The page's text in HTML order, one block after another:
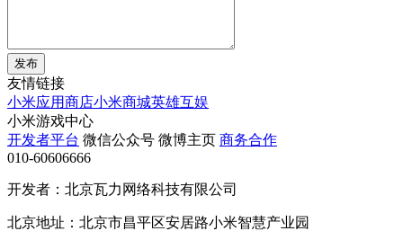
发布
友情链接
小米应用商店小米商城英雄互娱
小米游戏中心
开发者平台 微信公众号 微博主页 商务合作
010-60606666
开发者：北京瓦力网络科技有限公司
北京地址：北京市昌平区安居路小米智慧产业园